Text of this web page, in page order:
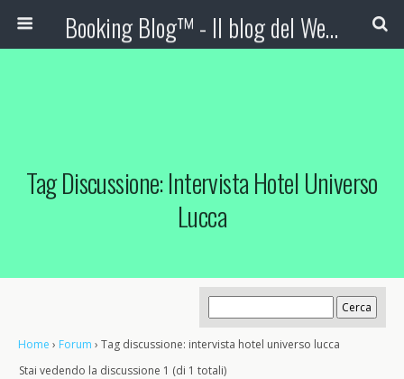
Booking Blog™ - Il blog del Web Marketing Turistico
Tag Discussione: Intervista Hotel Universo
Lucca
Home › Forum › Tag discussione: intervista hotel universo lucca
Stai vedendo la discussione 1 (di 1 totali)